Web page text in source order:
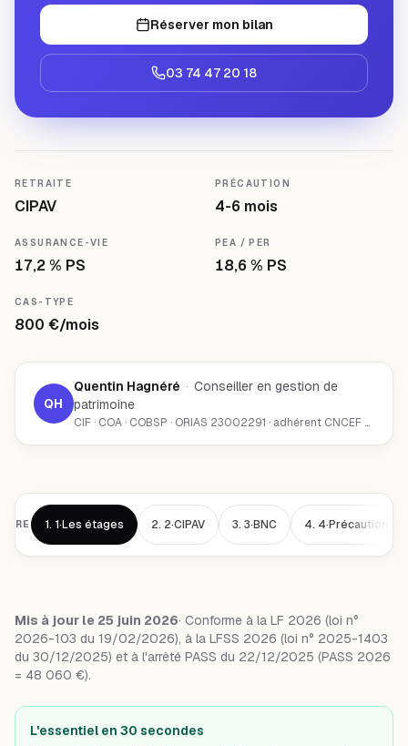
Réserver mon bilan
03 74 47 20 18
RETRAITE
CIPAV
PRÉCAUTION
4-6 mois
ASSURANCE-VIE
17,2 % PS
PEA / PER
18,6 % PS
CAS-TYPE
800 €/mois
QH
Quentin Hagnéré · Conseiller en gestion de
patrimoine
CIF · COA · COBSP · ORIAS 23002291 · adhérent CNCEF Patrimoine · Chambéry (73000)
1. 1·Les étages 2. 2·CIPAV 3. 3·BNC 4. 4·Précaution
Mis à jour le 25 juin 2026· Conforme à la LF 2026 (loi n°
2026-103 du 19/02/2026), à la LFSS 2026 (loi n° 2025-1403
du 30/12/2025) et à l'arrêté PASS du 22/12/2025 (PASS 2026
= 48 060 €).
L'essentiel en 30 secondes